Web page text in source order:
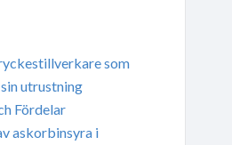
som
utrustning
Fördelar
askorbinsyra i